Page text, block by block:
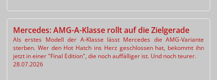
Mercedes: AMG-A-Klasse rollt auf die Zielgerade
Als erstes Modell der A-Klasse lässt Mercedes die AMG-Variante
sterben. Wer den Hot Hatch ins Herz geschlossen hat, bekommt ihn
jetzt in einer "Final Edition", die noch auffälliger ist. Und noch teurer.
28.07.2026